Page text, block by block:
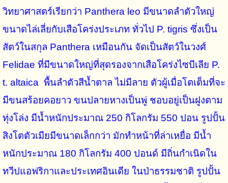
วิทยาศาสตร์เรียกว่า Panthera leo มีขนาดลำตัวใหญ่
ขนาดไล่เลี่ยกับเสือโคร่งประเภท ทั่วไป P. tigris ซึ่งเป็น
สัตว์ในสกุล Panthera เหมือนกัน จัดเป็นสัตว์ในวงศ์
Felidae ที่มีขนาดใหญ่ที่สุดรองจากเสือโคร่งไซบีเลีย P.
t. altaica พื้นลำตัวสีน้ำตาล ไม่มีลาย ตัวผู้เมื่อโตเต็มที่จะ
มีขนสร้อยคอยาว ขนปลายหางเป็นพู่ ชอบอยู่เป็นฝูงตาม
ทุ่งโล่ง มีน้ำหนักประมาณ 250 กิโลกรัม 550 ปอน รูปปั้น
สิงโตตัวเมียมีขนาดเล็กกว่า มักทำหน้าที่ล่าเหยื่อ มีน้ำ
หนักประมาณ 180 กิโลกรัม 400 ปอนด์ มีถิ่นกำเนิดใน
ทวีปแอฟริกาและประเทศอินเดีย ในป่าธรรมชาติ รูปปั้น